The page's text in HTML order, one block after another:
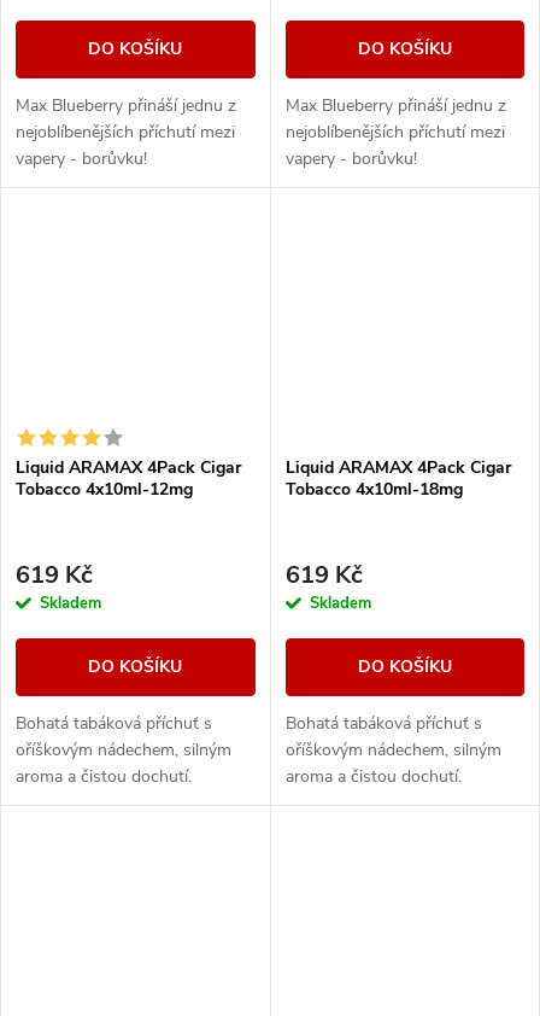
DO KOŠÍKU
Max Blueberry přináší jednu z
nejoblíbenějších příchutí mezi
vapery - borůvku!
DO KOŠÍKU
Max Blueberry přináší jednu z
nejoblíbenějších příchutí mezi
vapery - borůvku!
Liquid ARAMAX 4Pack Cigar
Tobacco 4x10ml-12mg
619 Kč
Skladem
DO KOŠÍKU
Bohatá tabáková příchuť s
oříškovým nádechem, silným
aroma a čistou dochutí.
Liquid ARAMAX 4Pack Cigar
Tobacco 4x10ml-18mg
619 Kč
Skladem
DO KOŠÍKU
Bohatá tabáková příchuť s
oříškovým nádechem, silným
aroma a čistou dochutí.